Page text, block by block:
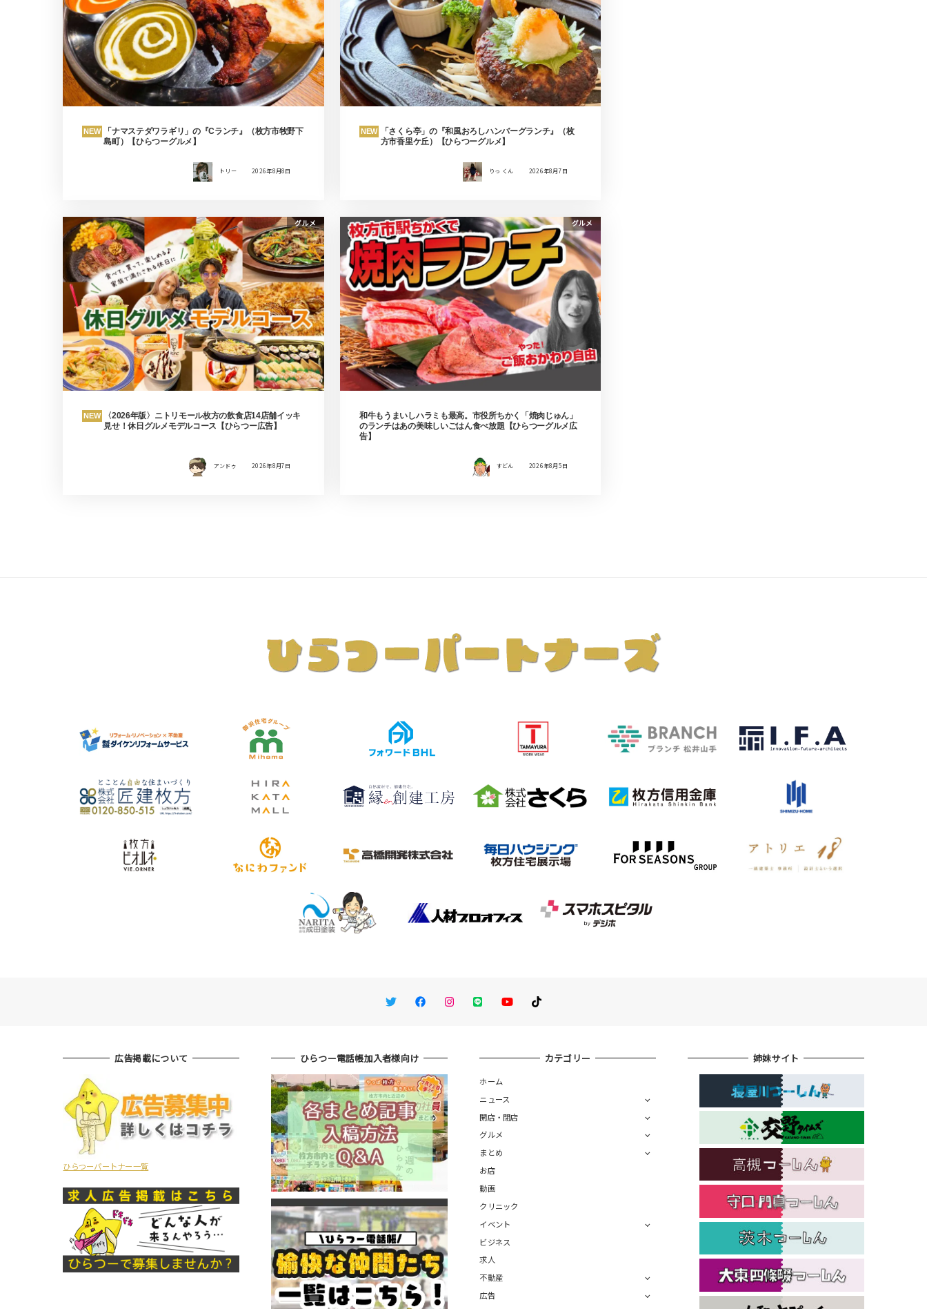
NEW
「ナマステダワラギリ」の『Cランチ』（枚方市牧野下
島町）【ひらつーグルメ】
トリー 2026年8月8日
NEW
「さくら亭」の『和風おろしハンバーグランチ』（枚
方市香里ケ丘）【ひらつーグルメ】
りっ くん 2026年8月7日
グルメ
NEW
〈2026年版〉ニトリモール枚方の飲食店14店舗イッキ
見せ！休日グルメモデルコース【ひらつー広告】
アンドゥ 2026年8月7日
グルメ
和牛もうまいしハラミも最高。市役所ちかく「焼肉じゅん」
のランチはあの美味しいごはん食べ放題【ひらつーグルメ広
告】
すどん 2026年8月5日
TwitterFacebookInstagram
LINE You TubeTikTok
広告掲載について
ひらつーパートナー一覧
ひらつー電話帳加入者様向け カテゴリー
ホーム
ニュース
開店・閉店
グルメ
まとめ
お店
動画
クリニック
イベント
ビジネス
求人
不動産
広告
姉妹サイト